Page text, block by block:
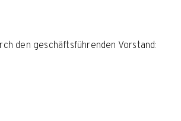
den geschäftsführenden Vorstand: